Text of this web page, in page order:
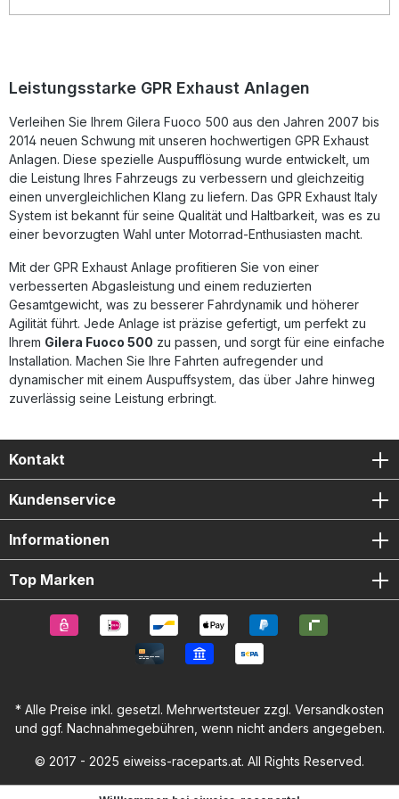
herausnehmbarem db-Killer individuell angepasst werden
optimales Preis-Leistungs-Verhältnis. Dank Plug-and-Play-
System ist die Montage einfach, dennoch wird empfohlen,
lassen. Homologierter Slip-on Auspuff mit
herausnehmbarem db-Killer Spürbare Leistungssteigerung
und Gewichtsreduktion Sportlicher, kraftvoller Sound Plug-
and-Play-System für einfache Montage Hergestellt in
Italien, DIN-zertifizierte Qualität Lieferumfang: GPR Evo4
Road Slip-on Auspuff Link Pipe Herausnehmbarer db-Killer
Fahrzeugspezifische Halterungen Montagezubehör
Leistungsstarke GPR Exhaust Anlagen
Verleihen Sie Ihrem Gilera Fuoco 500 aus den Jahren 2007 bis
2014 neuen Schwung mit unseren hochwertigen GPR Exhaust
Anlagen. Diese spezielle Auspufflösung wurde entwickelt, um
die Leistung Ihres Fahrzeugs zu verbessern und gleichzeitig
einen unvergleichlichen Klang zu liefern. Das GPR Exhaust Italy
System ist bekannt für seine Qualität und Haltbarkeit, was es zu
einer bevorzugten Wahl unter Motorrad-Enthusiasten macht.
Mit der GPR Exhaust Anlage profitieren Sie von einer
verbesserten Abgasleistung und einem reduzierten
Gesamtgewicht, was zu besserer Fahrdynamik und höherer
Agilität führt. Jede Anlage ist präzise gefertigt, um perfekt zu
Ihrem Gilera Fuoco 500 zu passen, und sorgt für eine einfache
Installation. Machen Sie Ihre Fahrten aufregender und
dynamischer mit einem Auspuffsystem, das über Jahre hinweg
zuverlässig seine Leistung erbringt.
Kontakt
Kundenservice
Informationen
Top Marken
* Alle Preise inkl. gesetzl. Mehrwertsteuer zzgl. Versandkosten
und ggf. Nachnahmegebühren, wenn nicht anders angegeben.
© 2017 - 2025 eiweiss-raceparts.at. All Rights Reserved.